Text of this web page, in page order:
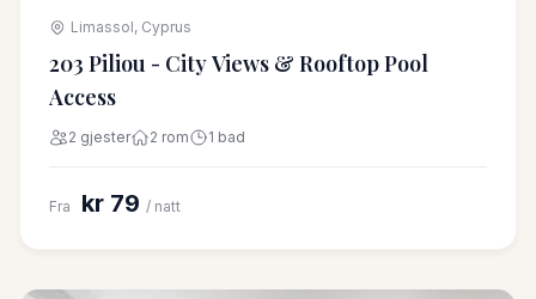
Limassol, Cyprus
203 Piliou - City Views & Rooftop Pool
Access
2 gjester 2 rom 1 bad
Fra kr 79 / natt